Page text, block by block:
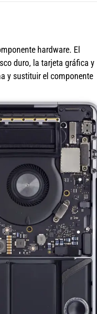
hardware. El
duro, la tarjeta gráfica y
y sustituir el componente